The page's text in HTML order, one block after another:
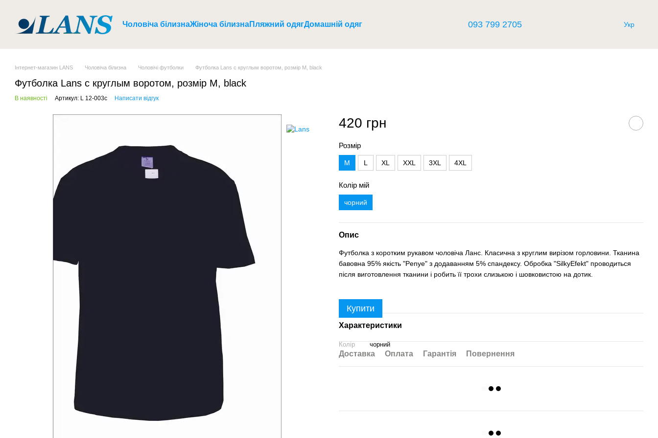
Чоловіча білизнаЖіноча білизнаПляжний одягДомашній одяг 093 799 2705 Укр
Інтернет-магазин LANS Чоловіча білизна Чоловічі футболки Футболка Lans с круглым воротом, розмір M, black
Футболка Lans с круглым воротом, розмір M, black
В наявності Артикул: L 12-003c Написати відгук
420 грн
Розмір
M L XL XXL 3XL 4XL
Колір мій
чорний
Опис
Футболка з коротким рукавом чоловіча Ланс. Класична з круглим вирізом горловини. Тканина
бавовна 95% якість "Penye" ​з додаванням 5% спандексу. Обробка "SilkyEfekt" проводиться
після виготовлення тканини і робить її трохи слизькою і шовковистою на дотик.
Купити
Характеристики
Колір чорний
Доставка Оплата Гарантія Повернення